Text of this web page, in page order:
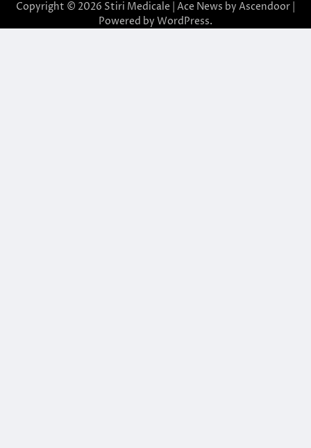
Copyright © 2026 Stiri Medicale | Ace News by Ascendoor
Powered by WordPress.